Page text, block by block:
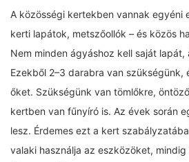
A közösségi kertekben vannak egyéni
kerti lapátok, metszőollók – és közös
Nem minden ágyáshoz kell saját
Ezekből 2–3 darabra van szükségünk,
őket. Szükségünk van tömlőkre,
kertben van fűnyíró is. Az évek során
lesz. Érdemes ezt a kert
valaki használja az eszközöket,